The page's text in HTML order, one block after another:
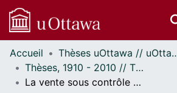
Communautés
et collections
Parcourir
Accueil
Thèses
Thèses, 1910 - 2010 // Theses, 1910 - 2010
La vente sous contrôle de justice : comment le législateur se porte à la défense d'intérêts contradictoires.